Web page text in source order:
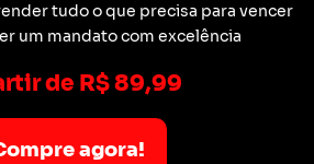
tudo o que precisa para vencer
um mandato com excelência
de R$ 89,99
agora!